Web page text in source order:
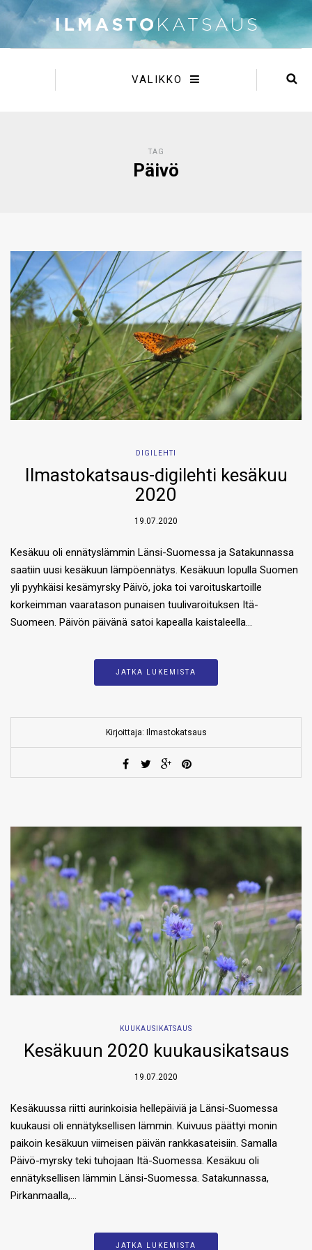
VALIKKO
TAG
Päivö
DIGILEHTI
Ilmastokatsaus-digilehti kesäkuu
2020
19.07.2020
Kesäkuu oli ennätyslämmin Länsi-Suomessa ja Satakunnassa
saatiin uusi kesäkuun lämpöennätys. Kesäkuun lopulla Suomen
yli pyyhkäisi kesämyrsky Päivö, joka toi varoituskartoille
korkeimman vaaratason punaisen tuulivaroituksen Itä-
Suomeen. Päivön päivänä satoi kapealla kaistaleella…
JATKA LUKEMISTA
Kirjoittaja: Ilmastokatsaus
KUUKAUSIKATSAUS
Kesäkuun 2020 kuukausikatsaus
19.07.2020
Kesäkuussa riitti aurinkoisia hellepäiviä ja Länsi-Suomessa
kuukausi oli ennätyksellisen lämmin. Kuivuus päättyi monin
paikoin kesäkuun viimeisen päivän rankkasateisiin. Samalla
Päivö-myrsky teki tuhojaan Itä-Suomessa. Kesäkuu oli
ennätyksellisen lämmin Länsi-Suomessa. Satakunnassa,
Pirkanmaalla,…
JATKA LUKEMISTA